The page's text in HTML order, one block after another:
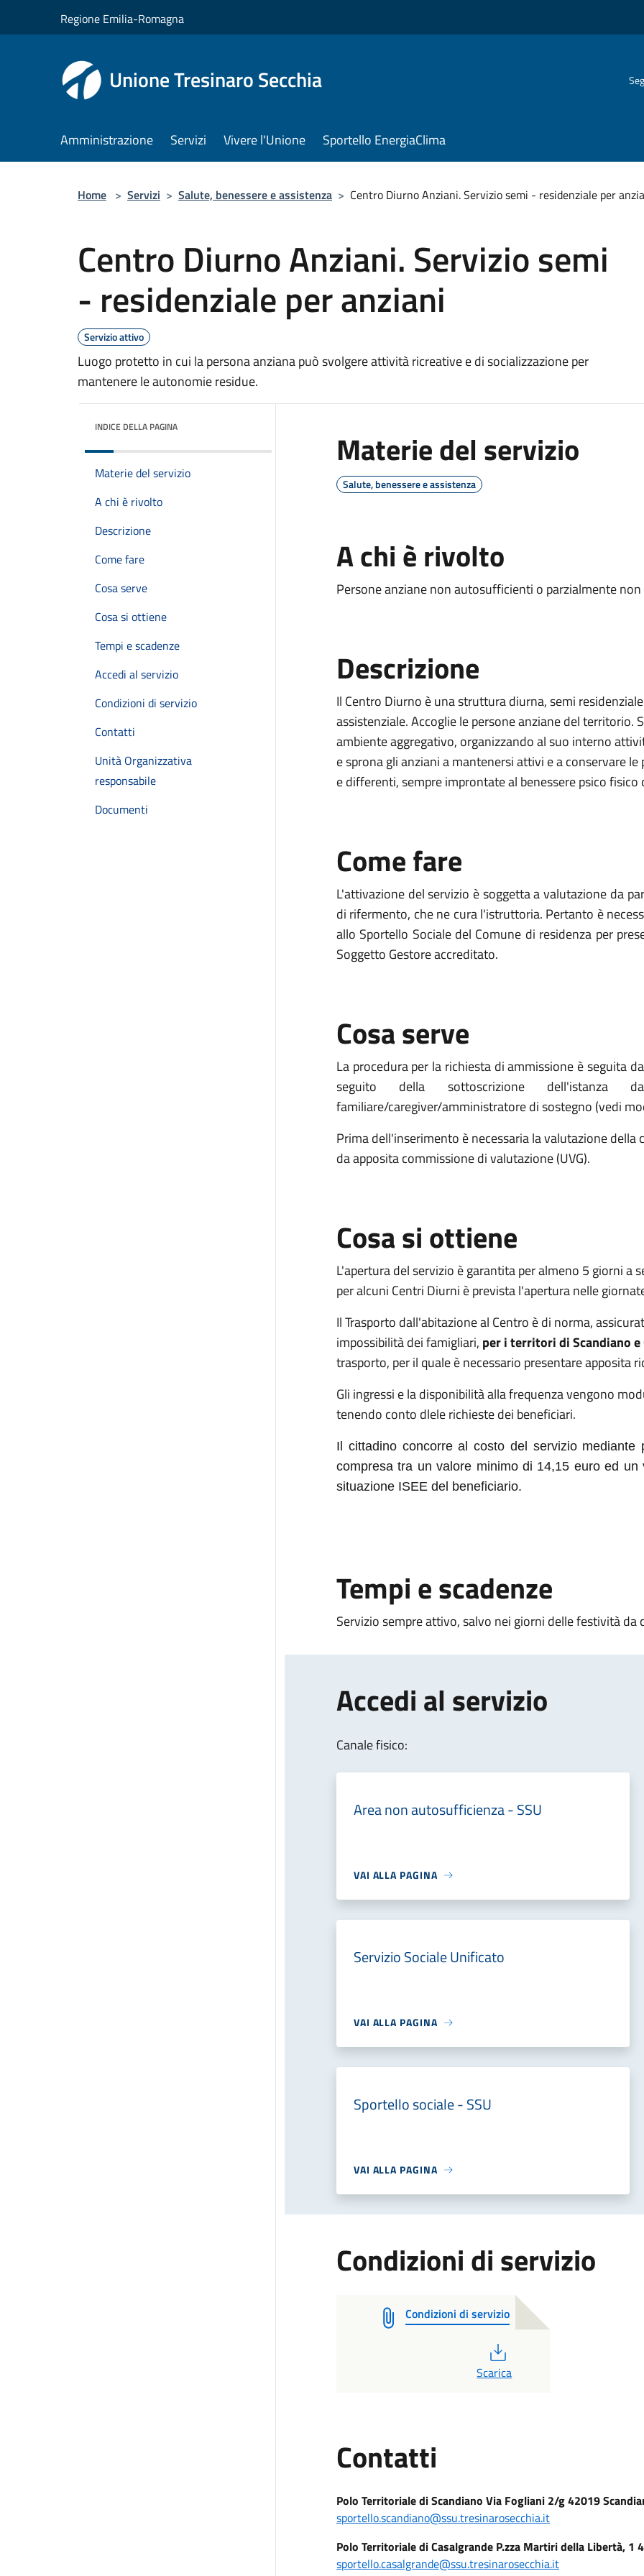
Regione Emilia-Romagna
Unione Tresinaro Secchia
Amministrazione Servizi Vivere l'Unione Sportello EnergiaClima
Home > Servizi > Salute, benessere e assistenza > Centro Diurno Anziani. Servizio semi - residenziale per
Centro Diurno Anziani. Servizio semi
- residenziale per anziani
Servizio attivo
Luogo protetto in cui la persona anziana può svolgere attività ricreative e di socializzazione per
mantenere le autonomie residue.
INDICE DELLA PAGINA
Materie del servizio
A chi è rivolto
Descrizione
Come fare
Cosa serve
Cosa si ottiene
Tempi e scadenze
Accedi al servizio
Condizioni di servizio
Contatti
Unità Organizzativa
responsabile
Documenti
Materie del servizio
Salute, benessere e assistenza
A chi è rivolto
Persone anziane non autosufficienti o parzialmente
Descrizione
Il Centro Diurno è una struttura diurna, semi
assistenziale. Accoglie le persone anziane del territorio.
ambiente aggregativo, organizzando al suo interno
e sprona gli anziani a mantenersi attivi e a conservare
e differenti, sempre improntate al benessere psico fisico
Come fare
L'attivazione del servizio è soggetta a valutazione da
di rifermento, che ne cura l'istruttoria. Pertanto è
allo Sportello Sociale del Comune di residenza per
Soggetto Gestore accreditato.
Cosa serve
La procedura per la richiesta di ammissione è seguita
seguito della sottoscrizione
familiare/caregiver/amministratore di sostegno (vedi
Prima dell'inserimento è necessaria la valutazione
da apposita commissione di valutazione (UVG).
Cosa si ottiene
L'apertura del servizio è garantita per almeno 5 giorni
per alcuni Centri Diurni è prevista l'apertura nelle
Il Trasporto dall'abitazione al Centro è di norma,
impossibilità dei famigliari, per i territori di Scandiano e
trasporto, per il quale è necessario presentare apposita
Gli ingressi e la disponibilità alla frequenza vengono
tenendo conto dlele richieste dei beneficiari.
Il cittadino concorre al costo del servizio
compresa tra un valore minimo di 14,15 euro ed
situazione ISEE del beneficiario.
Tempi e scadenze
Servizio sempre attivo, salvo nei giorni delle festività da
Accedi al servizio
Canale fisico:
Area non autosufficienza - SSU
VAI ALLA PAGINA
Servizio Sociale Unificato
VAI ALLA PAGINA
Sportello sociale - SSU
VAI ALLA PAGINA
Condizioni di servizio
Condizioni di servizio
Scarica
Contatti
Polo Territoriale di Scandiano Via Fogliani 2/g 42019
sportello.scandiano@ssu.tresinarosecchia.it
Polo Territoriale di Casalgrande P.zza Martiri della Libertà, 1
sportello.casalgrande@ssu.tresinarosecchia.it